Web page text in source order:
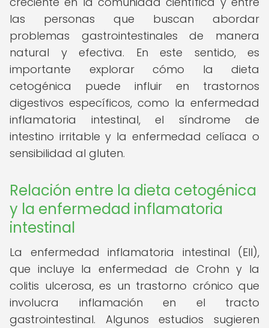
las personas que buscan abordar
problemas gastrointestinales de manera
natural y efectiva. En este sentido, es
importante explorar cómo la dieta
cetogénica puede influir en trastornos
digestivos específicos, como la enfermedad
inflamatoria intestinal, el síndrome de
intestino irritable y la enfermedad celíaca o
sensibilidad al gluten.
Relación entre la dieta cetogénica
y la enfermedad inflamatoria
intestinal
La enfermedad inflamatoria intestinal (EII),
que incluye la enfermedad de Crohn y la
colitis ulcerosa, es un trastorno crónico que
involucra inflamación en el tracto
gastrointestinal. Algunos estudios sugieren